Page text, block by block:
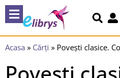
Acasa » Cărți » Povești clasice.